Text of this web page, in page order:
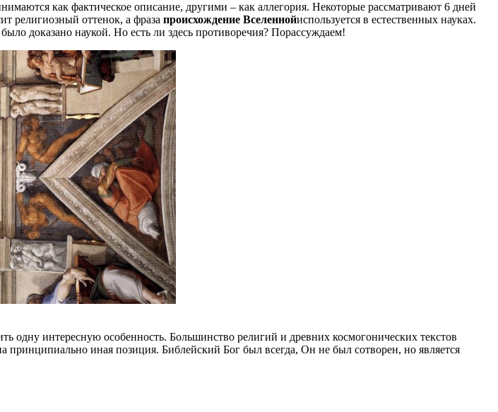
как фактическое описание, другими – как аллегория. Некоторые рассматривают 6 дней
религиозный оттенок, а фраза происхождение Вселеннойиспользуется в естественных науках.
доказано наукой. Но есть ли здесь противоречия? Порассуждаем!
одну интересную особенность. Большинство религий и древних космогонических текстов
иная позиция. Библейский Бог был всегда, Он не был сотворен, но является